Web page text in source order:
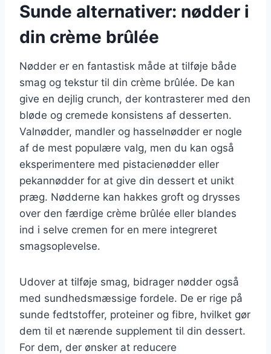
Sunde alternativer: nødder i
din crème brûlée
Nødder er en fantastisk måde at tilføje både
smag og tekstur til din crème brûlée. De kan
give en dejlig crunch, der kontrasterer med den
bløde og cremede konsistens af desserten.
Valnødder, mandler og hasselnødder er nogle
af de mest populære valg, men du kan også
eksperimentere med pistacienødder eller
pekannødder for at give din dessert et unikt
præg. Nødderne kan hakkes groft og drysses
over den færdige crème brûlée eller blandes
ind i selve cremen for en mere integreret
smagsoplevelse.
Udover at tilføje smag, bidrager nødder også
med sundhedsmæssige fordele. De er rige på
sunde fedtstoffer, proteiner og fibre, hvilket gør
dem til et nærende supplement til din dessert.
For dem, der ønsker at reducere